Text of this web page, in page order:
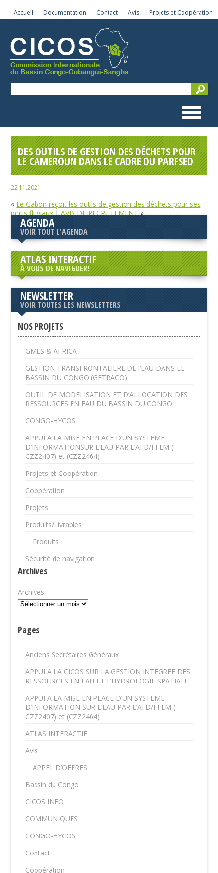
Accueil Documentation Contact Avis
Projets et Coopération
Sécurité de navigation
DES OUTILS DE GESTION DES DÉCHETS POUR
LE CAMEROUN DANS LE CADRE DU PARFSED
22.11.2021
« Le Gabon reçoit les outils de gestion des déchets pour ses
ports fluviaux|AVIS DE RECRUTEMENT»
AGENDA
VOIR TOUT L'AGENDA
ATLAS INTERACTIF
À VOUS DE NAVIGUER!
NEWSLETTER
VOIR TOUTES LES NEWSLETTERS
NOS PROJETS
GMES & AFRICA
GESTION TRANSFRONTALIERE DE l’EAU DANS LE
BASSIN DU CONGO (GETRACO)
OUTIL DE MODELISATION ET D’ALLOCATION DES
RESSOURCES EN EAU DU BASSIN DU CONGO
CONGO-HYCOS
APPUI A LA MISE EN PLACE D’UN SYSTEME
D’INFORMATIONSUR L’EAU PAR L’AFD/FFEM (
CZZ2407) et (CZZ2464)
Projets et Coopération
Coopération
Projets
Produits/Livrables
Produits
Sécurité de navigation
Archives
Archives
Pages
Anciens Secrétaires Généraux
APPUI A LA CICOS SUR LA GESTION INTEGREE DES
RESSOURCES EN EAU ET L’HYDROLOGIE SPATIALE
APPUI A LA MISE EN PLACE D’UN SYSTEME
D’INFORMATION SUR L’EAU PAR L’AFD/FFEM (
CZZ2407) et (CZZ2464)
ATLAS INTERACTIF
Avis
APPEL D’OFFRES
Bassin du Congo
CICOS INFO
COMMUNIQUES
CONGO-HYCOS
Contact
Coopération